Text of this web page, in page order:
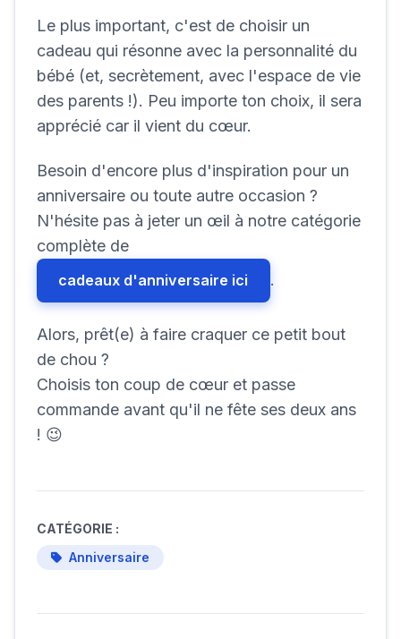
Le plus important, c'est de choisir un
cadeau qui résonne avec la personnalité du
bébé (et, secrètement, avec l'espace de vie
des parents !). Peu importe ton choix, il sera
apprécié car il vient du cœur.
Besoin d'encore plus d'inspiration pour un
anniversaire ou toute autre occasion ?
N'hésite pas à jeter un œil à notre catégorie
complète de
cadeaux d'anniversaire ici .
Alors, prêt(e) à faire craquer ce petit bout
de chou ?
Choisis ton coup de cœur et passe
commande avant qu'il ne fête ses deux ans
! 😉
CATÉGORIE :
Anniversaire